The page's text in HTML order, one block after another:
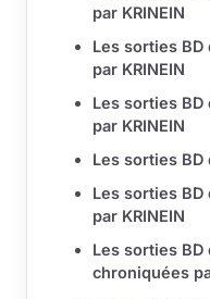
par KRINEIN
Les sorties
par KRINEIN
Les sorties
par KRINEIN
Les sorties
Les sorties
par KRINEIN
Les sorties BD
chroniquées